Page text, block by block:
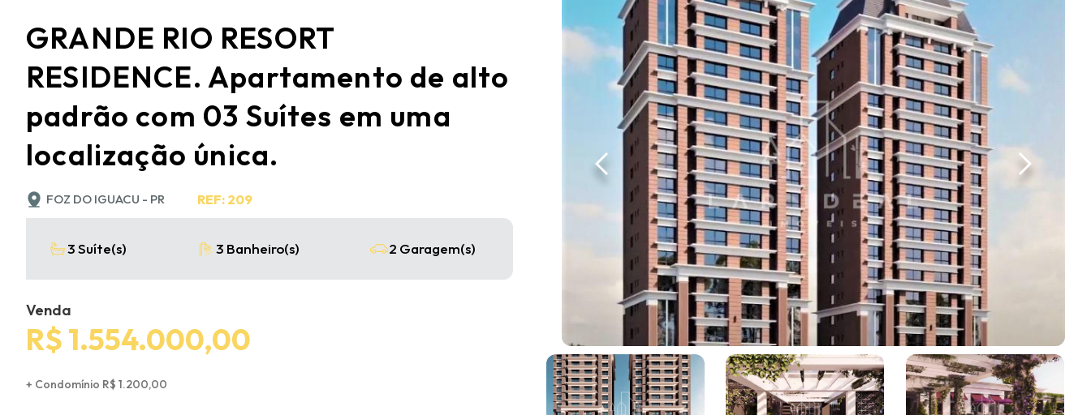
GRANDE RIO RESORT
RESIDENCE. Apartamento de alto
padrão com 03 Suítes em uma
localização única.
FOZ DO IGUACU - PR REF: 209
3 Suíte(s) 3 Banheiro(s) 2 Garagem(s)
Venda
R$ 1.554.000,00
+ Condomínio R$ 1.200,00